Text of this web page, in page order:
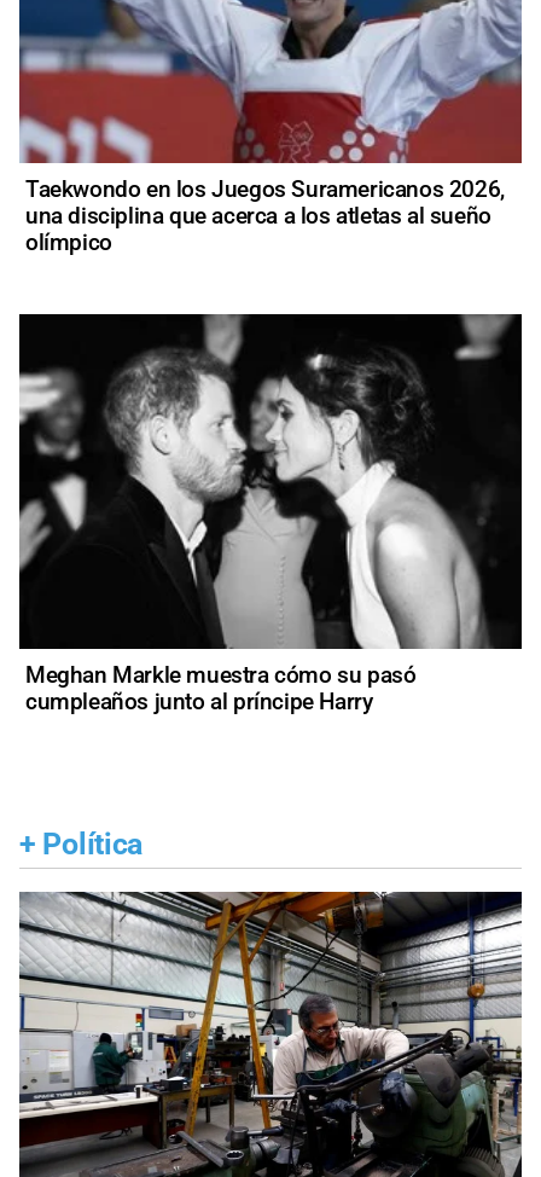
Taekwondo en los Juegos Suramericanos 2026,
una disciplina que acerca a los atletas al sueño
olímpico
Meghan Markle muestra cómo su pasó
cumpleaños junto al príncipe Harry
+ Política